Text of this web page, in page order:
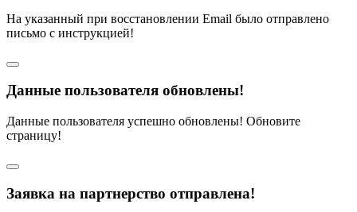
На указанный при восстановлении Email было отправлено
письмо с инструкцией!
Данные пользователя обновлены!
Данные пользователя успешно обновлены! Обновите
страницу!
Заявка на партнерство отправлена!